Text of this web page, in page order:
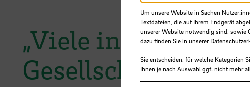
„Viele innovative
Gesellschaft“
Um unsere Website in Sachen
Textdateien, die auf Ihrem Endgerät
unserer Website notwendig sind, sowie
dazu finden Sie in unserer
Sie entscheiden, für welche Kategorien
Ihnen je nach Auswahl ggf. nicht mehr